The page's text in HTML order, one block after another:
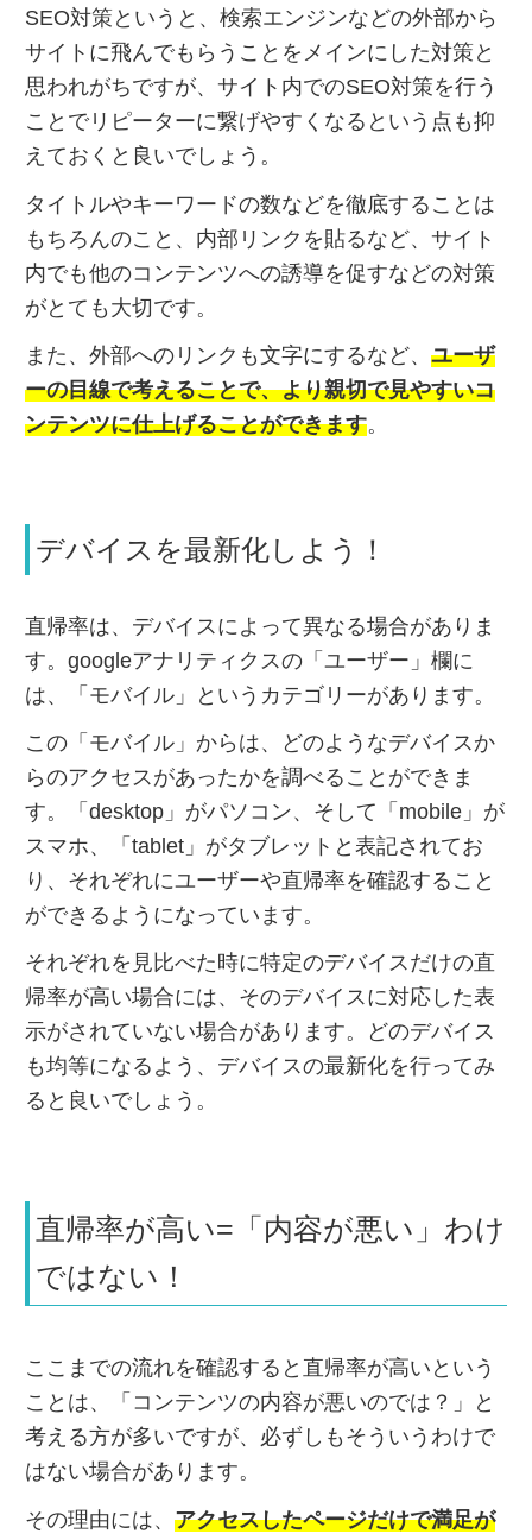
SEO対策というと、検索エンジンなどの外部から
サイトに飛んでもらうことをメインにした対策と
思われがちですが、サイト内でのSEO対策を行う
ことでリピーターに繋げやすくなるという点も抑
えておくと良いでしょう。
タイトルやキーワードの数などを徹底することは
もちろんのこと、内部リンクを貼るなど、サイト
内でも他のコンテンツへの誘導を促すなどの対策
がとても大切です。
また、外部へのリンクも文字にするなど、 ユーザ
ーの目線で考えることで、より親切で見やすいコ
ンテンツに仕上げることができます。
デバイスを最新化しよう！
直帰率は、デバイスによって異なる場合がありま
す。googleアナリティクスの「ユーザー」欄に
は、「モバイル」というカテゴリーがあります。
この「モバイル」からは、どのようなデバイスか
らのアクセスがあったかを調べることができま
す。「desktop」がパソコン、そして「mobile」が
スマホ、「tablet」がタブレットと表記されてお
り、それぞれにユーザーや直帰率を確認すること
ができるようになっています。
それぞれを見比べた時に特定のデバイスだけの直
帰率が高い場合には、そのデバイスに対応した表
示がされていない場合があります。どのデバイス
も均等になるよう、デバイスの最新化を行ってみ
ると良いでしょう。
直帰率が高い=「内容が悪い」わけ
ではない！
ここまでの流れを確認すると直帰率が高いという
ことは、「コンテンツの内容が悪いのでは？」と
考える方が多いですが、必ずしもそういうわけで
はない場合があります。
その理由には、 アクセスしたページだけで満足が